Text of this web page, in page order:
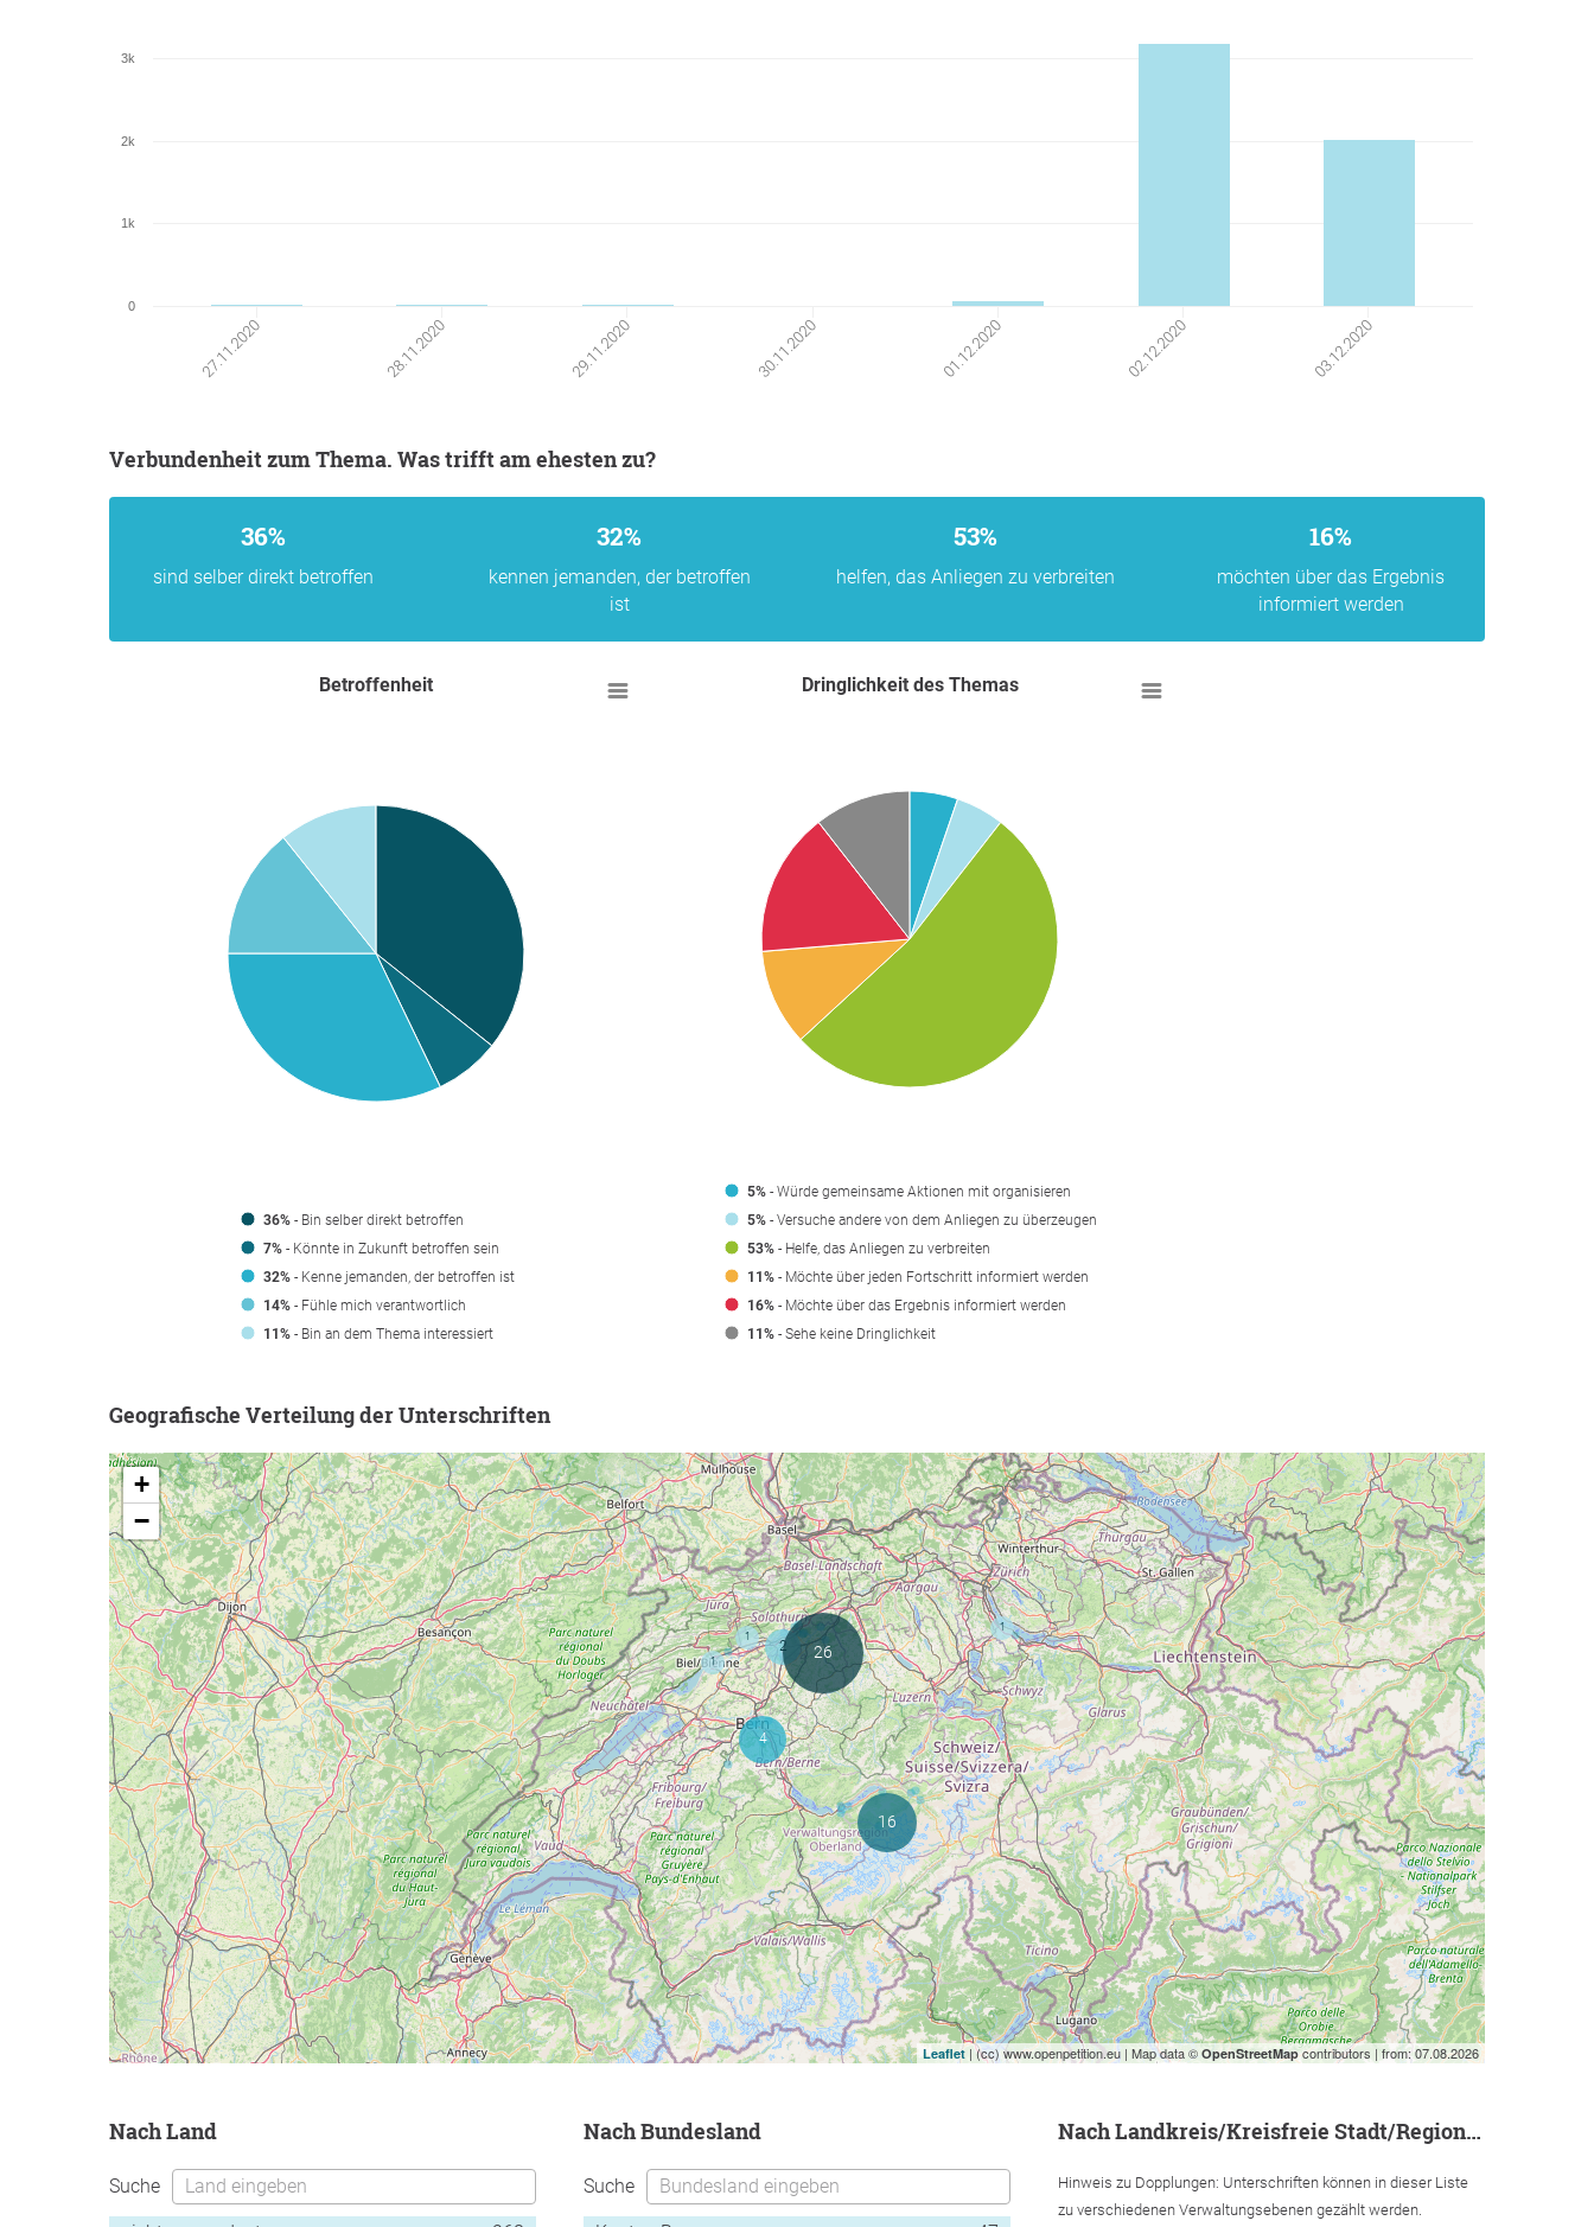
27.11.2020 28.11.2020 29.11.2020 30.11.2020 01.12.2020 02.12.2020 03.12.2020
0
1k
2k
3k
Verbundenheit zum Thema. Was trifft am ehesten zu?
36%
sind selber direkt betroffen
32%
kennen jemanden, der betroffen
ist
53%
helfen, das Anliegen zu verbreiten
16%
möchten über das Ergebnis
informiert werden
Betroffenheit
36% - Bin selber direkt betroffen
7% - Könnte in Zukunft betroffen sein
32% - Kenne jemanden, der betroffen ist
14% - Fühle mich verantwortlich
11% - Bin an dem Thema interessiert
Dringlichkeit des Themas
5% - Würde gemeinsame Aktionen mit organisieren
5% - Versuche andere von dem Anliegen zu überzeugen
53% - Helfe, das Anliegen zu verbreiten
11% - Möchte über jeden Fortschritt informiert werden
16% - Möchte über das Ergebnis informiert werden
11% - Sehe keine Dringlichkeit
Geografische Verteilung der Unterschriften
+
−
Leaflet | (cc) www.openpetition.eu | Map data © OpenStreetMapcontributors | from: 07.08.2026
nach Land
Suche
nach Bundesland
Suche
nach Landkreis/Kreisfreie Stadt/Region/Stadtbezirk
Hinweis zu Dopplungen: Unterschriften können in dieser Liste
zu verschiedenen Verwaltungsebenen gezählt werden.